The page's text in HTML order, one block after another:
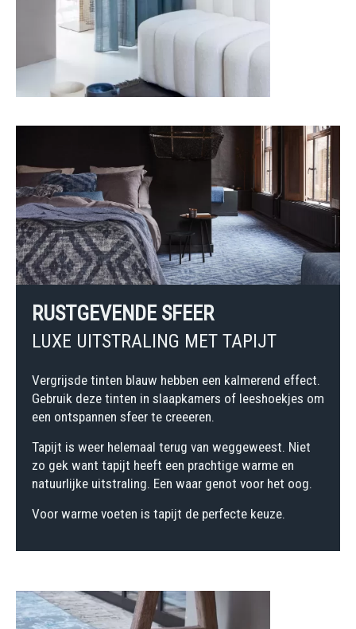
RUSTGEVENDE SFEER
LUXE UITSTRALING MET TAPIJT
Vergrijsde tinten blauw hebben een kalmerend effect.
Gebruik deze tinten in slaapkamers of leeshoekjes om
een ontspannen sfeer te creeeren.
Tapijt is weer helemaal terug van weggeweest. Niet
zo gek want tapijt heeft een prachtige warme en
natuurlijke uitstraling. Een waar genot voor het oog.
Voor warme voeten is tapijt de perfecte keuze.